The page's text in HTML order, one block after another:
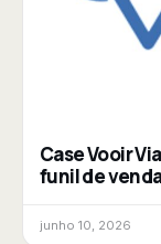
Case Vooir
funil de
junho 10, 2026